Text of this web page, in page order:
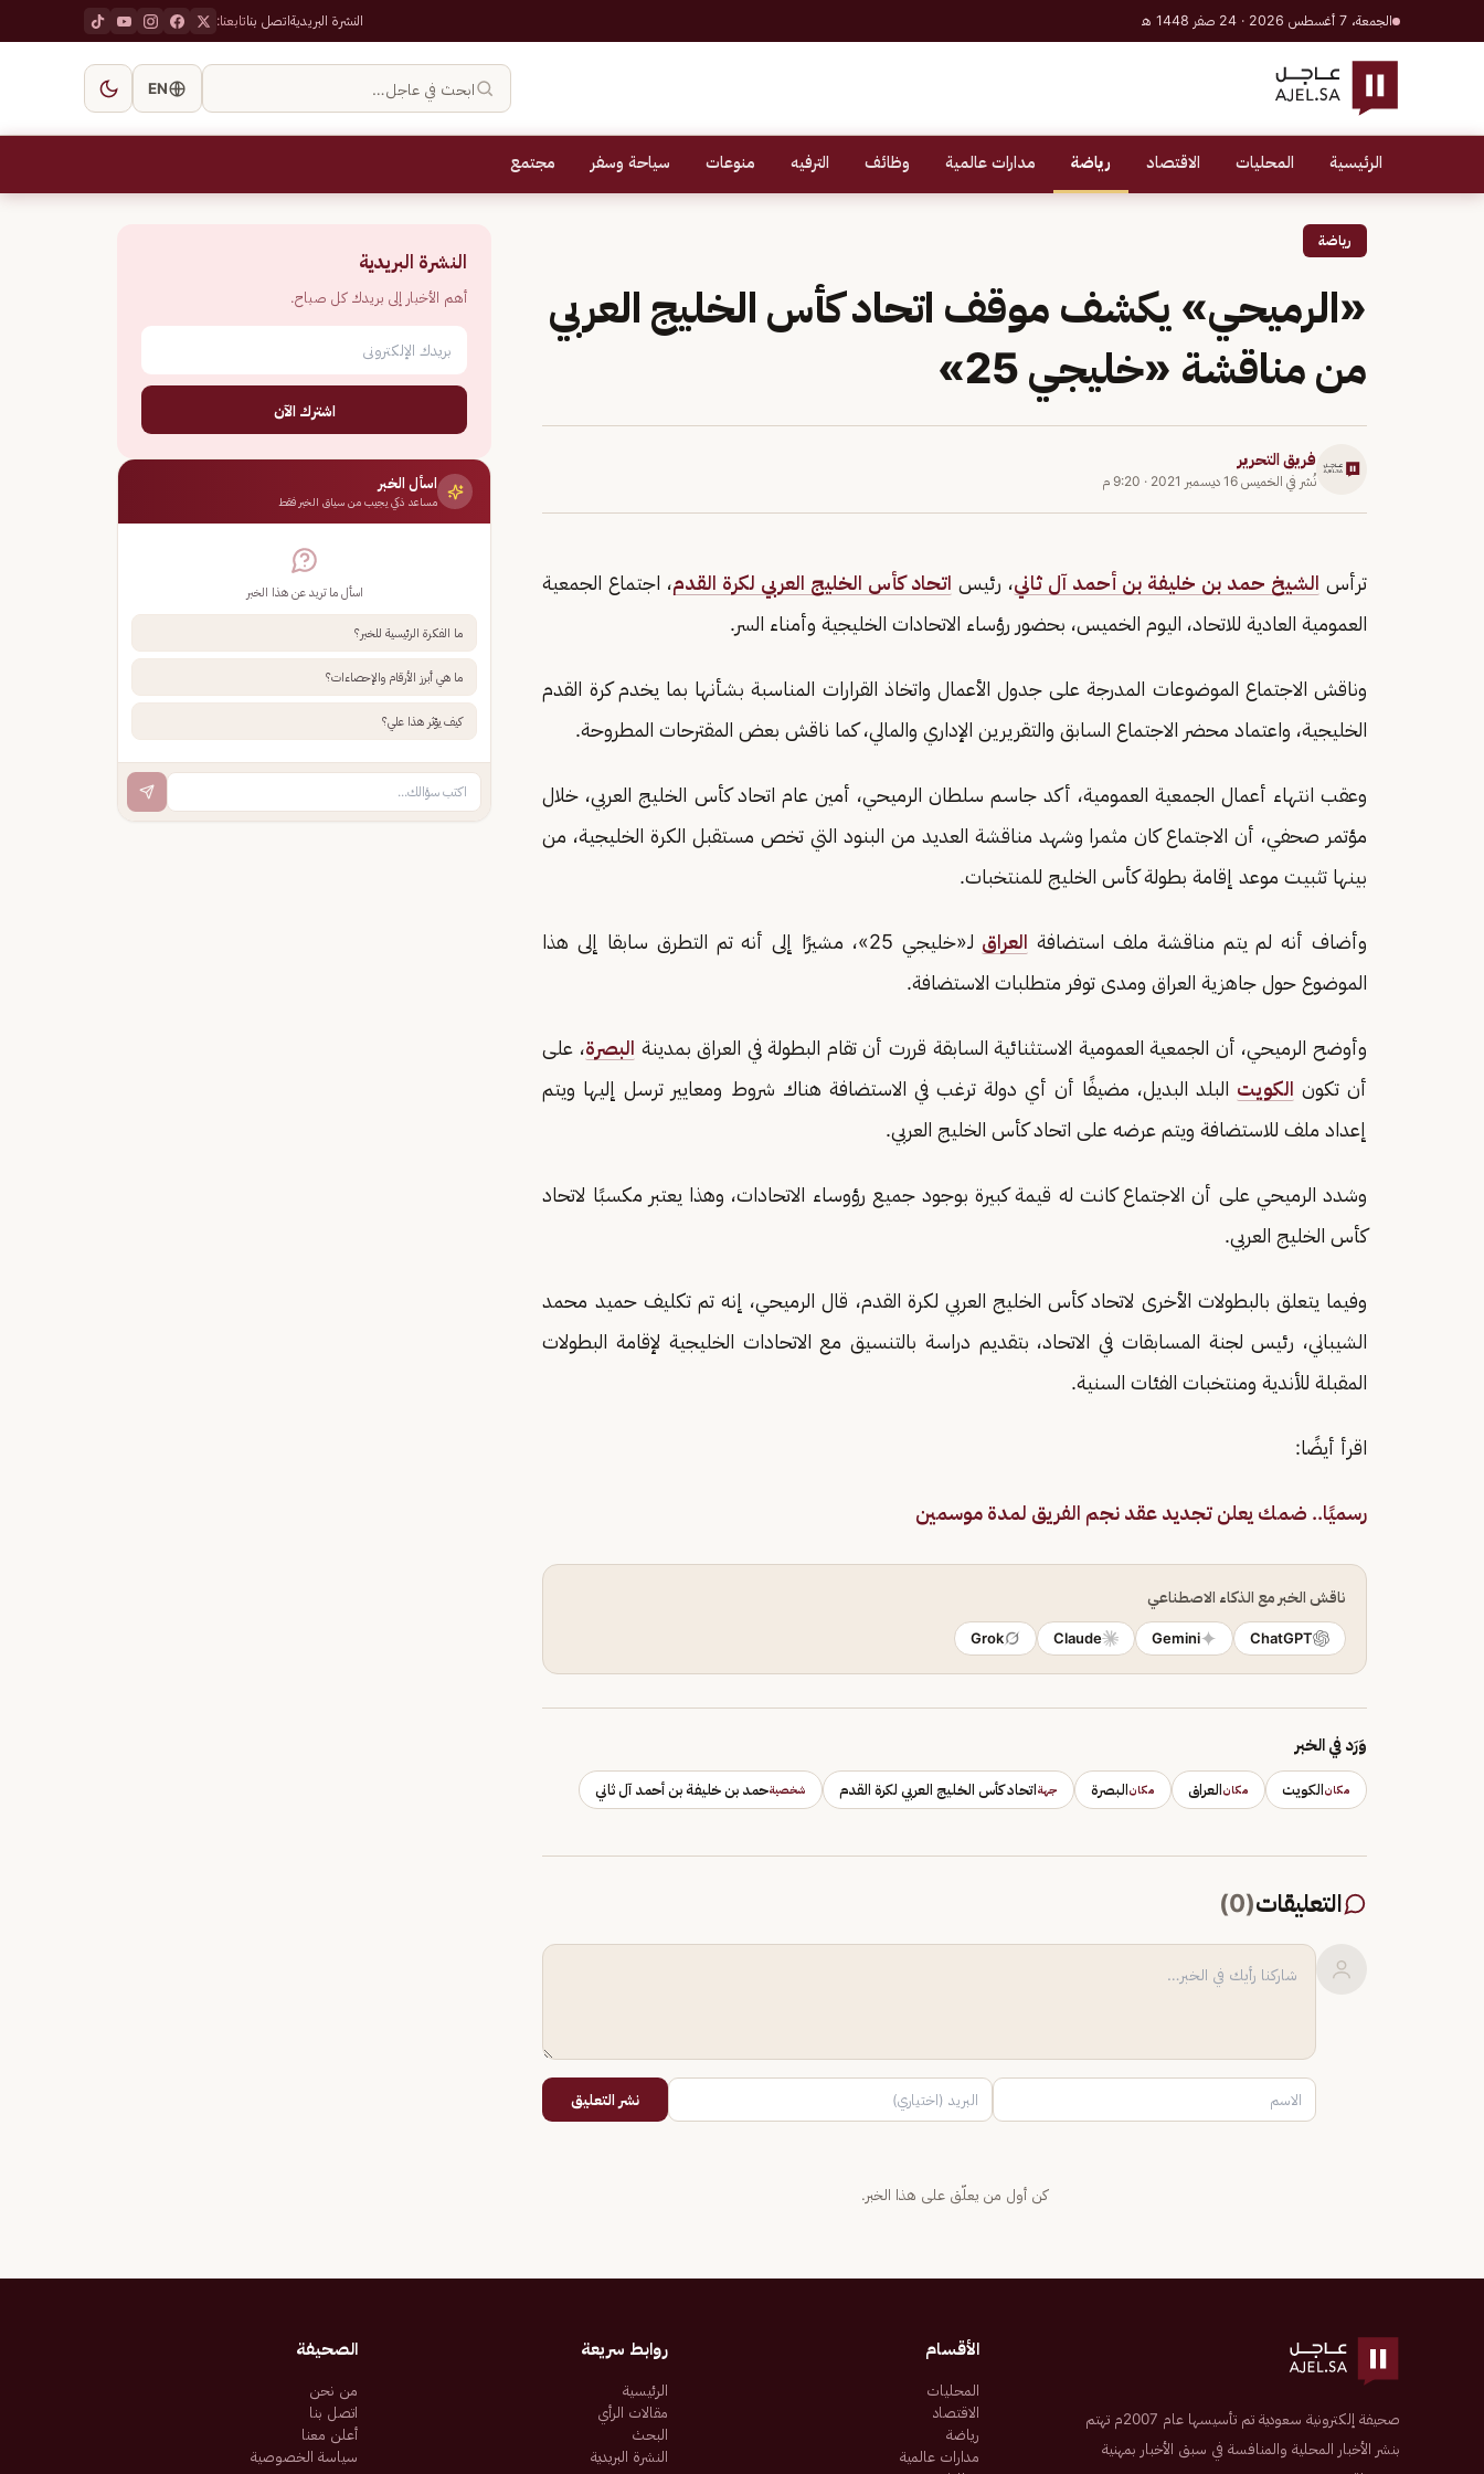
الجمعة، 7 أغسطس 2026 · 24 صفر 1448 هـ النشرة البريديةاتصل بناتابعنا:
ابحث في عاجل… EN
الرئيسية المحليات الاقتصاد رياضة مدارات عالمية وظائف الترفيه منوعات سياحة وسفر مجتمع
رياضة
«الرميحي» يكشف موقف اتحاد كأس الخليج العربي
من مناقشة «خليجي 25»
فريق التحرير
نُشر في الخميس 16 ديسمبر 2021 · 9:20 م
ترأس الشيخ حمد بن خليفة بن أحمد آل ثاني، رئيس اتحاد كأس الخليج العربي لكرة القدم، اجتماع الجمعية
العمومية العادية للاتحاد، اليوم الخميس، بحضور رؤساء الاتحادات الخليجية وأمناء السر.
وناقش الاجتماع الموضوعات المدرجة على جدول الأعمال واتخاذ القرارات المناسبة بشأنها بما يخدم كرة القدم
الخليجية، واعتماد محضر الاجتماع السابق والتقريرين الإداري والمالي، كما ناقش بعض المقترحات المطروحة.
وعقب انتهاء أعمال الجمعية العمومية، أكد جاسم سلطان الرميحي، أمين عام اتحاد كأس الخليج العربي، خلال
مؤتمر صحفي، أن الاجتماع كان مثمرا وشهد مناقشة العديد من البنود التي تخص مستقبل الكرة الخليجية، من
بينها تثبيت موعد إقامة بطولة كأس الخليج للمنتخبات.
وأضاف أنه لم يتم مناقشة ملف استضافة العراق
لـ«خليجي 25»، مشيرًا إلى أنه تم التطرق سابقا إلى هذا
الموضوع حول جاهزية العراق ومدى توفر متطلبات الاستضافة.
وأوضح الرميحي، أن الجمعية العمومية الاستثنائية السابقة قررت أن تقام البطولة في العراق بمدينة البصرة، على
أن تكون الكويت البلد البديل، مضيفًا أن أي دولة ترغب في الاستضافة هناك شروط ومعايير ترسل إليها ويتم
إعداد ملف للاستضافة ويتم عرضه على اتحاد كأس الخليج العربي.
وشدد الرميحي على أن الاجتماع كانت له قيمة كبيرة بوجود جميع رؤوساء الاتحادات، وهذا يعتبر مكسبًا لاتحاد
كأس الخليج العربي.
وفيما يتعلق بالبطولات الأخرى لاتحاد كأس الخليج العربي لكرة القدم، قال الرميحي، إنه تم تكليف حميد محمد
الشيباني، رئيس لجنة المسابقات في الاتحاد، بتقديم دراسة بالتنسيق مع الاتحادات الخليجية لإقامة البطولات
المقبلة للأندية ومنتخبات الفئات السنية.
اقرأ أيضًا:
رسميًا.. ضمك يعلن تجديد عقد نجم الفريق لمدة موسمين
ناقش الخبر مع الذكاء الاصطناعي
ChatGPT
Gemini
Claude
Grok
وَرَد في الخبر
مكانالكويت مكانالعراق مكانالبصرة جهةاتحاد كأس الخليج العربي لكرة القدم شخصيةحمد بن خليفة بن أحمد آل ثاني
التعليقات(
0
)
نشر التعليق
كن أول من يعلّق على هذا الخبر.
النشرة البريدية
أهم الأخبار إلى بريدك كل صباح.
اشترك الآن
اسأل الخبر
مساعد ذكي يجيب من سياق الخبر فقط
اسأل ما تريد عن هذا الخبر
ما الفكرة الرئيسية للخبر؟
ما هي أبرز الأرقام والإحصاءات؟
كيف يؤثر هذا علي؟
صحيفة إلكترونية سعودية تم تأسيسها عام 2007م تهتم
بنشر الأخبار المحلية والمنافسة في سبق الأخبار بمهنية
الأقسام
المحليات
الاقتصاد
رياضة
مدارات عالمية
روابط سريعة
الرئيسية
مقالات الرأي
البحث
النشرة البريدية
الصحيفة
من نحن
اتصل بنا
أعلن معنا
سياسة الخصوصية